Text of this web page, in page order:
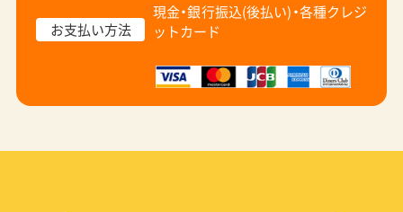
お支払い方法
現金・銀行振込(後払い)・各種クレジ
ットカード